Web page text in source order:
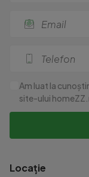
Am luat la
site-ului
Locație